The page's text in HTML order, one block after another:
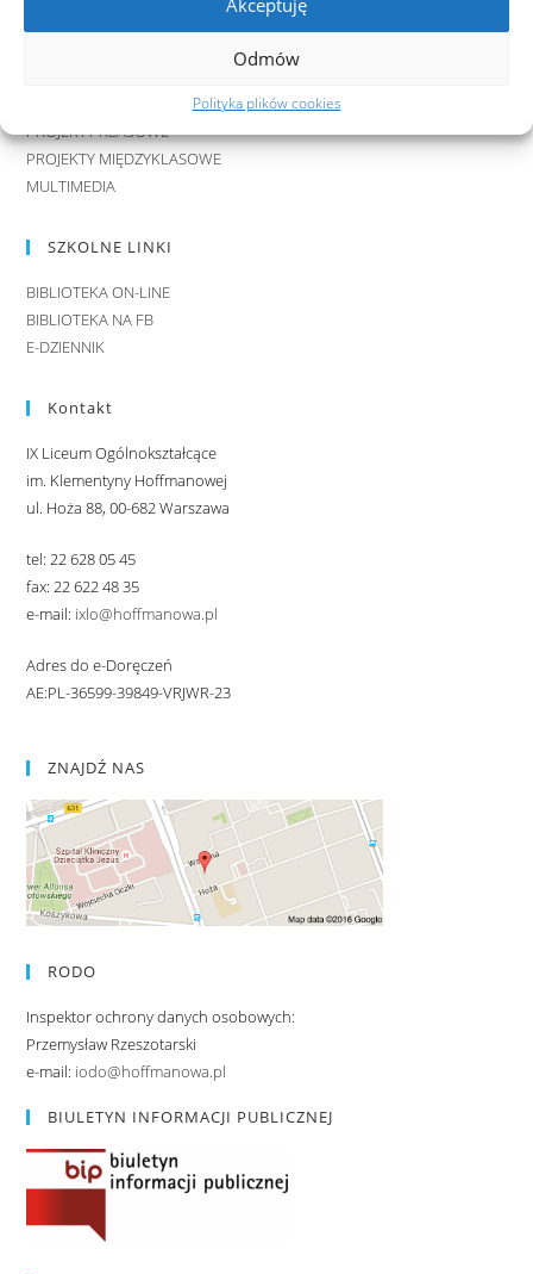
Akceptuję
Odmów
Polityka plików cookies
FESTIWAL TEATRALNY 12 MINUT
PROJEKTY KLASOWE
PROJEKTY MIĘDZYKLASOWE
MULTIMEDIA
SZKOLNE LINKI
BIBLIOTEKA ON-LINE
BIBLIOTEKA NA FB
E-DZIENNIK
Kontakt
IX Liceum Ogólnokształcące
im. Klementyny Hoffmanowej
ul. Hoża 88, 00-682 Warszawa
tel: 22 628 05 45
fax: 22 622 48 35
e-mail: ixlo@hoffmanowa.pl
Adres do e-Doręczeń
AE:PL-36599-39849-VRJWR-23
ZNAJDŹ NAS
RODO
Inspektor ochrony danych osobowych:
Przemysław Rzeszotarski
e-mail: iodo@hoffmanowa.pl
BIULETYN INFORMACJI PUBLICZNEJ